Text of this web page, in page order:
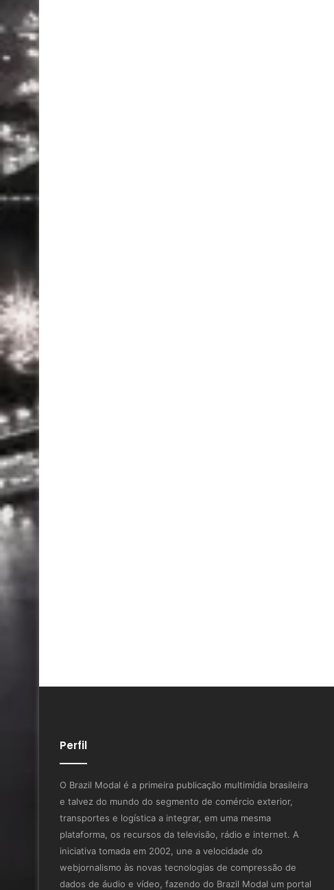
Perfil
O Brazil Modal é a primeira publicação multimídia brasileira
e talvez do mundo do segmento de comércio exterior,
transportes e logística a integrar, em uma mesma
plataforma, os recursos da televisão, rádio e internet. A
iniciativa tomada em 2002, une a velocidade do
webjornalismo às novas tecnologias de compressão de
dados de áudio e vídeo, fazendo do Brazil Modal um portal